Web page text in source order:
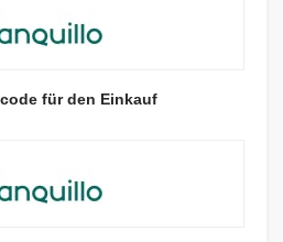
für den Einkauf